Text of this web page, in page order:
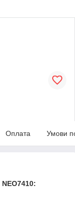
Оплата Умови
NEO7410: